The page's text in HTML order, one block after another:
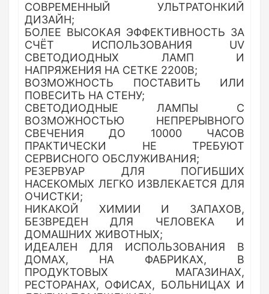
СОВРЕМЕННЫЙ УЛЬТРАТОНКИЙ
ДИЗАЙН;
БОЛЕЕ ВЫСОКАЯ ЭФФЕКТИВНОСТЬ ЗА
СЧЁТ ИСПОЛЬЗОВАНИЯ UV
СВЕТОДИОДНЫХ ЛАМП И
НАПРЯЖЕНИЯ НА СЕТКЕ 2200В;
ВОЗМОЖНОСТЬ ПОСТАВИТЬ ИЛИ
ПОВЕСИТЬ НА СТЕНУ;
СВЕТОДИОДНЫЕ ЛАМПЫ С
ВОЗМОЖНОСТЬЮ НЕПРЕРЫВНОГО
СВЕЧЕНИЯ ДО 10000 ЧАСОВ
ПРАКТИЧЕСКИ НЕ ТРЕБУЮТ
СЕРВИСНОГО ОБСЛУЖИВАНИЯ;
РЕЗЕРВУАР ДЛЯ ПОГИБШИХ
НАСЕКОМЫХ ЛЕГКО ИЗВЛЕКАЕТСЯ ДЛЯ
ОЧИСТКИ;
НИКАКОЙ ХИМИИ И ЗАПАХОВ,
БЕЗВРЕДЕН ДЛЯ ЧЕЛОВЕКА И
ДОМАШНИХ ЖИВОТНЫХ;
ИДЕАЛЕН ДЛЯ ИСПОЛЬЗОВАНИЯ В
ДОМАХ, НА ФАБРИКАХ, В
ПРОДУКТОВЫХ МАГАЗИНАХ,
РЕСТОРАНАХ, ОФИСАХ, БОЛЬНИЦАХ И